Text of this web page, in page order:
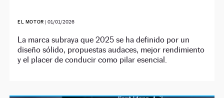
EL MOTOR | 01/01/2026
La marca subraya que 2025 se ha definido por un
diseño sólido, propuestas audaces, mejor rendimiento
y el placer de conducir como pilar esencial.